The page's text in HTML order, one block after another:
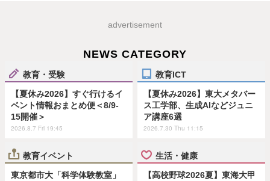
advertisement
NEWS CATEGORY
教育・受験
【夏休み2026】すぐ行けるイ
ベント情報おまとめ便＜8/9-
15開催＞
2026.8.7 Fri 19:45
教育ICT
【夏休み2026】東大メタバー
ス工学部、生成AIなどジュニ
ア講座6選
2026.7.30 Thu 11:15
教育イベント
東京都市大「科学体験教室」
生活・健康
【高校野球2026夏】東海大甲